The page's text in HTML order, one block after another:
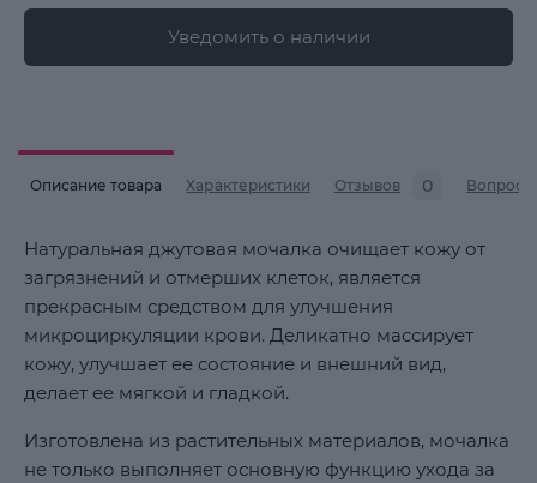
Уведомить о наличии
Описание товара Характеристики Отзывов 0 Вопросы
Натуральная джутовая мочалка очищает кожу от
загрязнений и отмерших клеток, является
прекрасным средством для улучшения
микроциркуляции крови. Деликатно массирует
кожу, улучшает ее состояние и внешний вид,
делает ее мягкой и гладкой.
Изготовлена ​​из растительных материалов, мочалка
не только выполняет основную функцию ухода за